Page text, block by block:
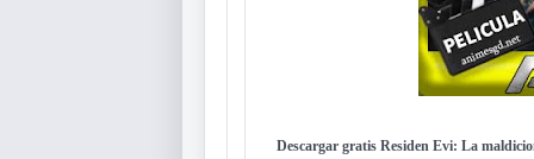
Descargar gratis Residen Evi: La